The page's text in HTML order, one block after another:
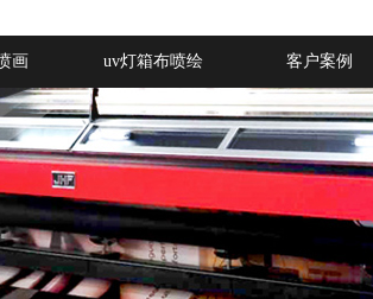
画 uv灯箱布喷绘 客户案例